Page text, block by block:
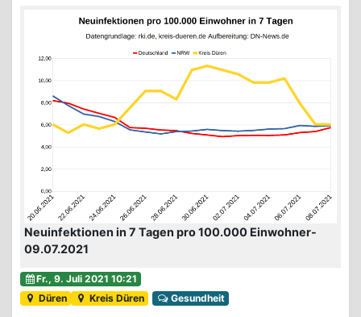
Neuinfektionen in 7 Tagen pro 100.000 Einwohner-
09.07.2021
Fr., 9. Juli 2021 10:21
Düren
Kreis Düren Gesundheit